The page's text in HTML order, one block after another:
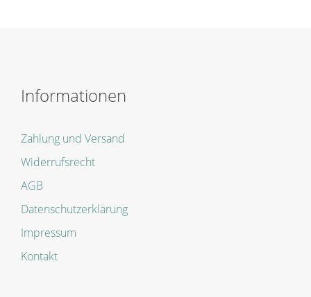
Informationen
Zahlung und Versand
Widerrufsrecht
AGB
Datenschutzerklärung
Impressum
Kontakt